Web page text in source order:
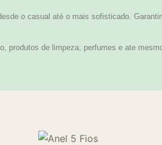
o casual até o mais sofisticado.
produtos de limpeza, perfumes e ate